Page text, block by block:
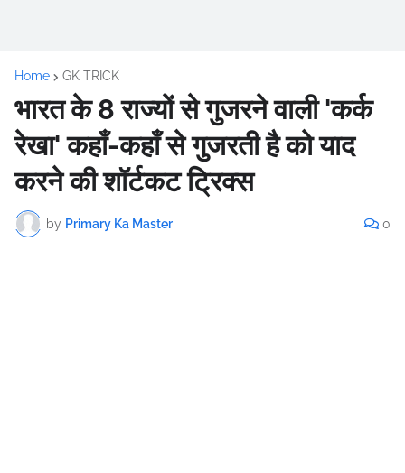
Home GK TRICK
भारत के 8 राज्यों से गुजरने वाली 'कर्क
रेखा' कहाँ-कहाँ से गुजरती है को याद
करने की शॉर्टकट ट्रिक्स
by Primary Ka Master 0